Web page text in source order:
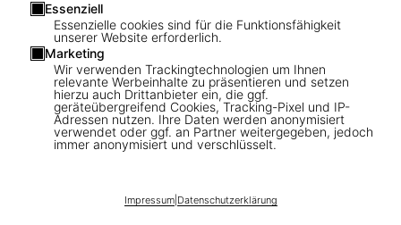
Essenziell
Essenzielle cookies sind für die Funktionsfähigkeit
unserer Website erforderlich.
Marketing
Wir verwenden Trackingtechnologien um Ihnen
relevante Werbeinhalte zu präsentieren und setzen
hierzu auch Drittanbieter ein, die ggf.
geräteübergreifend Cookies, Tracking-Pixel und IP-
Adressen nutzen. Ihre Daten werden anonymisiert
verwendet oder ggf. an Partner weitergegeben, jedoch
immer anonymisiert und verschlüsselt.
Impressum| Datenschutzerklärung
SOLD OUT ADULTS ONLY
Araki. Bondage. Art Edition No. 101–150
‘Untitled, 1994’
US$ 5.000
Warteliste ein, damit wir Sie informieren können.